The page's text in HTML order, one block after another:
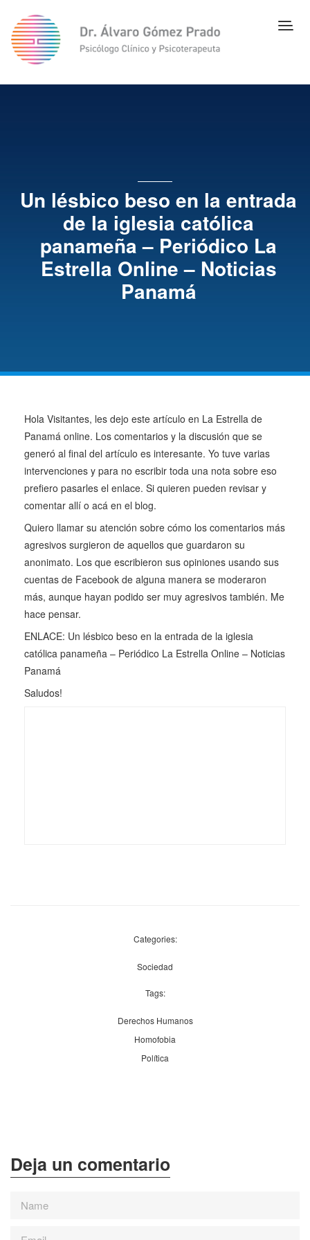
Un lésbico beso en la entrada
de la iglesia católica
panameña – Periódico La
Estrella Online – Noticias
Panamá
Hola Visitantes, les dejo este artículo en La Estrella de
Panamá online. Los comentarios y la discusión que se
generó al final del artículo es interesante. Yo tuve varias
intervenciones y para no escribir toda una nota sobre eso
prefiero pasarles el enlace. Si quieren pueden revisar y
comentar allí o acá en el blog.
Quiero llamar su atención sobre cómo los comentarios más
agresivos surgieron de aquellos que guardaron su
anonimato. Los que escribieron sus opiniones usando sus
cuentas de Facebook de alguna manera se moderaron
más, aunque hayan podido ser muy agresivos también. Me
hace pensar.
ENLACE: Un lésbico beso en la entrada de la iglesia
católica panameña – Periódico La Estrella Online – Noticias
Panamá
Saludos!
Categories:
Sociedad
Tags:
Derechos Humanos
Homofobia
Política